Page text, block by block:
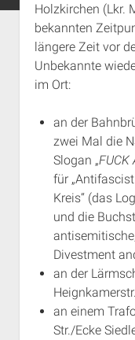
RSS-
Holzkirchen (Lkr.
bekannten
längere Zeit vor
Unbekannte
im Ort:
an der
zwei Mal die
Slogan „FUCK
für
Kreis“ (das
und die
Divestment
an der
an einem
Str./Ecke